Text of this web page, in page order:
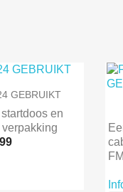
GEBRUIKT
en